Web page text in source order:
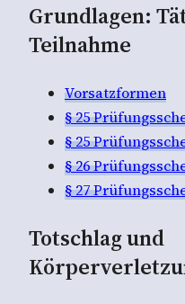
Grundlagen:
Teilnahme
Vorsatzformen
§ 25
§ 25
§ 26
§ 27
Totschlag und